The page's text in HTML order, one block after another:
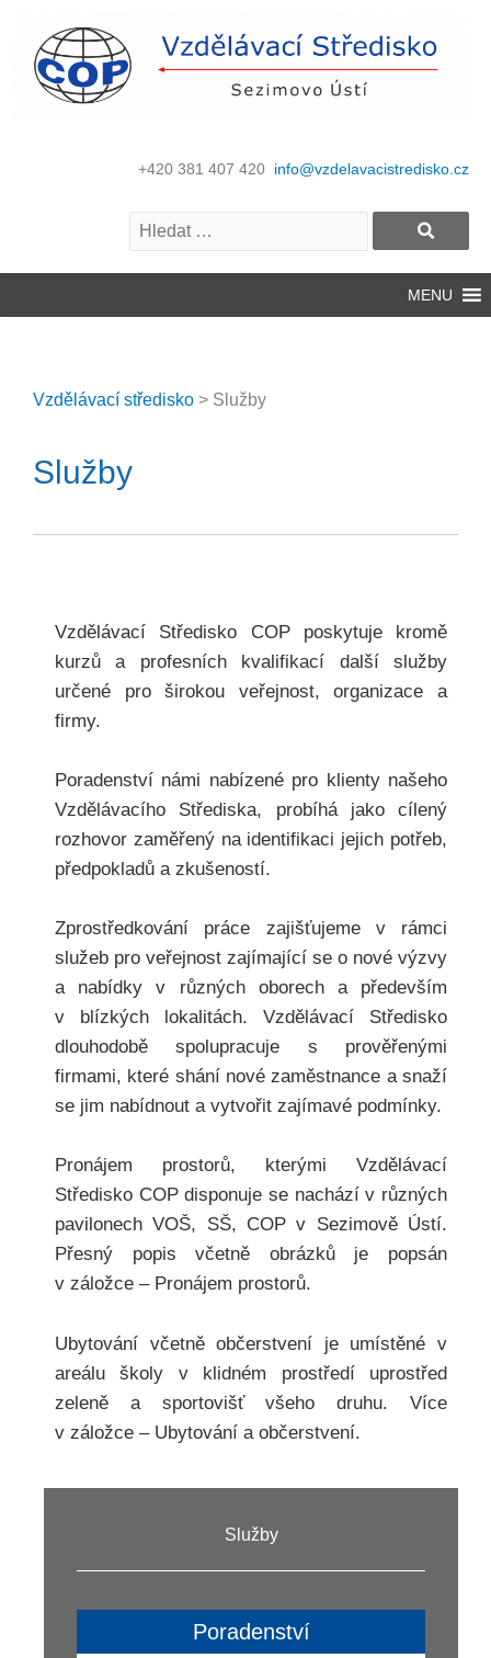
+420 381 407 420 info@vzdelavacistredisko.cz
MENU
Vzdělávací středisko > Služby
Služby
Vzdělávací Středisko COP poskytuje kromě
kurzů a profesních kvalifikací další služby
určené pro širokou veřejnost, organizace a
firmy.
Poradenství námi nabízené pro klienty našeho
Vzdělávacího Střediska, probíhá jako cílený
rozhovor zaměřený na identifikaci jejich potřeb,
předpokladů a zkušeností.
Zprostředkování práce zajišťujeme v rámci
služeb pro veřejnost zajímající se o nové výzvy
a nabídky v různých oborech a především
v blízkých lokalitách. Vzdělávací Středisko
dlouhodobě spolupracuje s prověřenými
firmami, které shání nové zaměstnance a snaží
se jim nabídnout a vytvořit zajímavé podmínky.
Pronájem prostorů, kterými Vzdělávací
Středisko COP disponuje se nachází v různých
pavilonech VOŠ, SŠ, COP v Sezimově Ústí.
Přesný popis včetně obrázků je popsán
v záložce – Pronájem prostorů.
Ubytování včetně občerstvení je umístěné v
areálu školy v klidném prostředí uprostřed
zeleně a sportovišť všeho druhu. Více
v záložce – Ubytování a občerstvení.
Služby
Poradenství